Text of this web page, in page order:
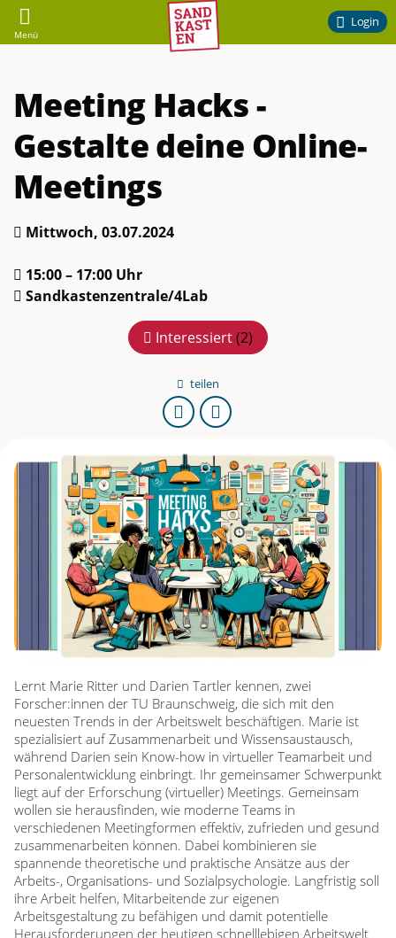
Sandkasten
Ehrenamtliches
Engagement
am
Campus
der
Braunschweig
Menü
Login
Meeting Hacks -
Gestalte deine Online-
Meetings
Mittwoch, 03.07.2024
15:00 – 17:00 Uhr
Sandkastenzentrale/4Lab
Interessiert(2)
teilen
URL
M
n
g
H
a
c
k
s
Lernt Marie Ritter und Darien Tartler kennen, zwei
Forscher:innen der TU Braunschweig, die sich mit den
neuesten Trends in der Arbeitswelt beschäftigen. Marie ist
spezialisiert auf Zusammenarbeit und Wissensaustausch,
während Darien sein Know-how in virtueller Teamarbeit und
Personalentwicklung einbringt. Ihr gemeinsamer Schwerpunkt
liegt auf der Erforschung (virtueller) Meetings. Gemeinsam
wollen sie herausfinden, wie moderne Teams in
verschiedenen Meetingformen effektiv, zufrieden und gesund
zusammenarbeiten können. Dabei kombinieren sie
spannende theoretische und praktische Ansätze aus der
Arbeits-, Organisations- und Sozialpsychologie. Langfristig soll
ihre Arbeit helfen, Mitarbeitende zur eigenen
Arbeitsgestaltung zu befähigen und damit potentielle
Herausforderungen der heutigen schnelllebigen Arbeitswelt